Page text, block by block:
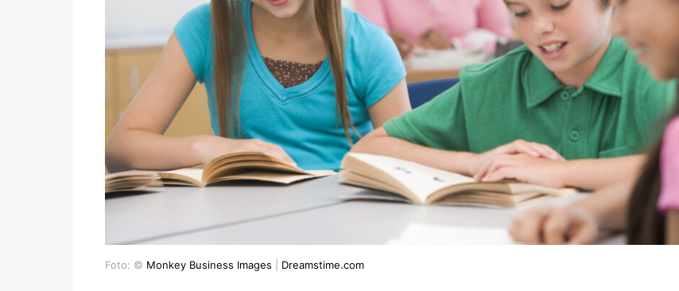
Foto: © Monkey Business Images Dreamstime.com